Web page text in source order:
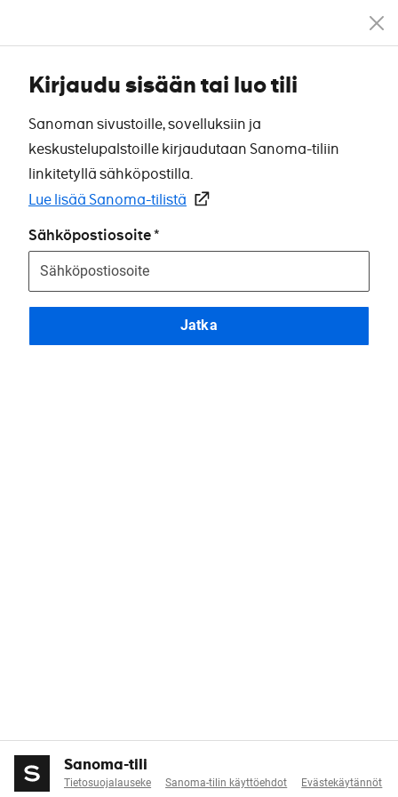
Kirjaudu sisään tai luo tili
Sanoman sivustoille, sovelluksiin ja
keskustelupalstoille kirjaudutaan Sanoma-tiliin
linkitetyllä sähköpostilla.
Lue lisää Sanoma-tilistä
Sähköpostiosoite
Jatka
Sanoma-tili
Tietosuojalauseke Sanoma-tilin käyttöehdot Evästekäytännöt